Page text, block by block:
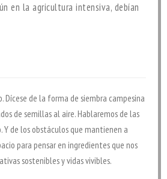
en la agricultura intensiva, debían
Dícese de la forma de siembra campesina
de semillas al aire. Hablaremos de las
Y de los obstáculos que mantienen a
para pensar en ingredientes que nos
sostenibles y vidas vivibles.